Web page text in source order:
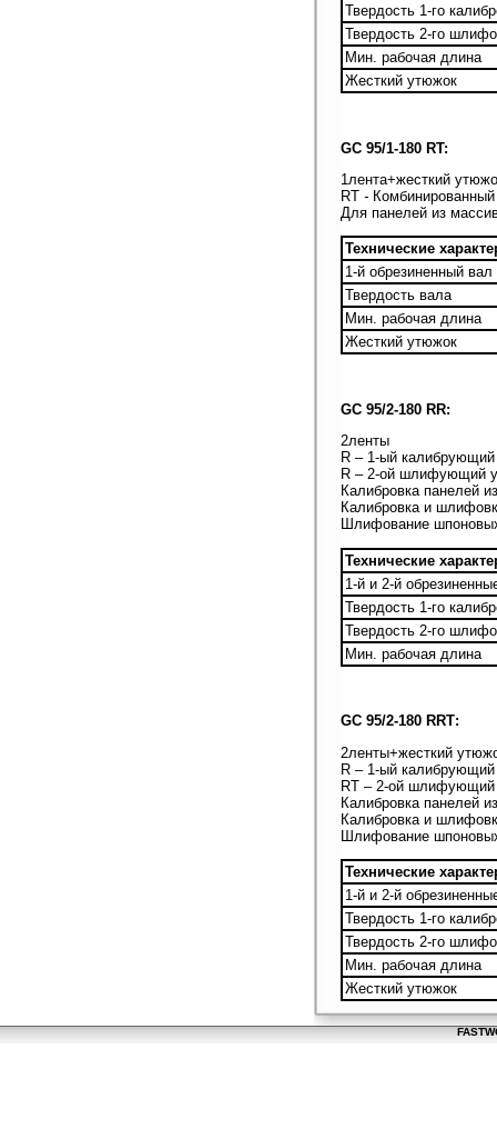
Твердость 1-го
Твердость 2-го
Мин. рабочая длина
Жесткий утюжок
GC 95/1-180 RT:
1 лента+жесткий
RT -
Для панелей из
Технические
1-й обрезиненный
Твердость вала
Мин. рабочая длина
Жесткий утюжок
GC 95/2-180 RR:
2ленты
R – 1-ый калибрующий
R – 2-ой шлифующий
Калибровка панелей
Калибровка и
Шлифование
Технические
1-й и 2-й
Твердость 1-го
Твердость 2-го
Мин. рабочая длина
GC 95/2-180 RRТ:
2ленты+жесткий
R – 1-ый калибрующий
RТ – 2-ой шлифующий
Калибровка панелей
Калибровка и
Шлифование
Технические
1-й и 2-й
Твердость 1-го
Твердость 2-го
Мин. рабочая длина
Жесткий утюжок